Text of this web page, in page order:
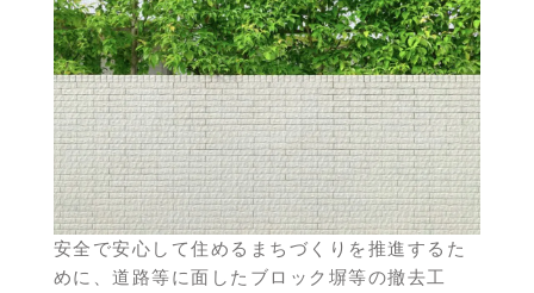
安全で安心して住めるまちづくりを推進するた
めに、道路等に面したブロック塀等の撤去工